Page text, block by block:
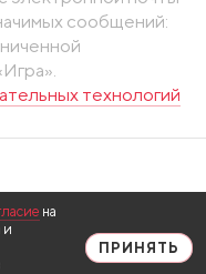
сообщений:
технологий
на
и
ПРИНЯТЬ